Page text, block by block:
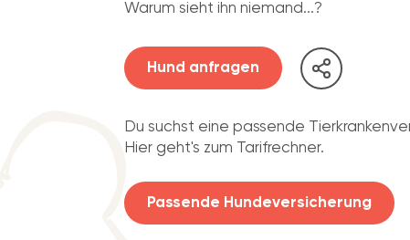
Warum sieht ihn niemand...?
Hund anfragen
Du suchst eine passende
Hier geht's zum Tarifrechner.
Passende Hundeversicherung